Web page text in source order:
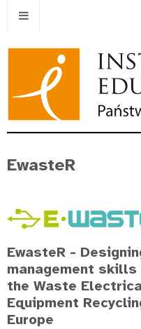
EwasteR
EwasteR -
management
the Waste
Equipment
Europe